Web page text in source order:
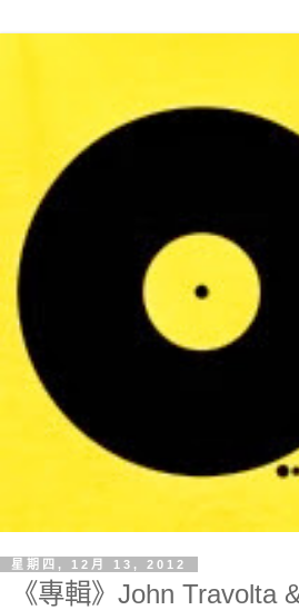
星期四, 12月 13, 2012
《專輯》John Travolta